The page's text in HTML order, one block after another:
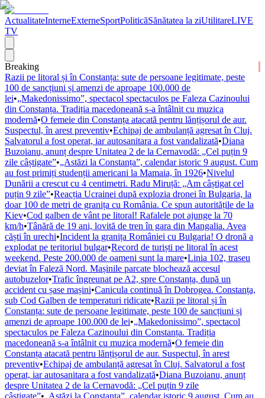
ActualitateInterneExterneSportPoliticăSănătatea la ziUtilitareLIVE
TV
Breaking
Razii pe litoral și în Constanța: sute de persoane legitimate, peste
100 de sancțiuni și amenzi de aproape 100.000 de
lei•„Makedonissimo”, spectacol spectaculos pe Faleza Cazinoului
din Constanța. Tradiția macedoneană s-a întâlnit cu muzica
modernă•O femeie din Constanța atacată pentru lănțișorul de aur.
Suspectul, în arest preventiv•Echipaj de ambulanță agresat în Cluj.
Salvatorul a fost operat, iar autosanitara a fost vandalizată•Diana
Buzoianu, anunț despre Unitatea 2 de la Cernavodă: „Cel puțin 9
zile câștigate”•„Astăzi la Constanța”, calendar istoric 9 august. Cum
au fost primiți studenții americani la Mamaia, în 1926•Nivelul
Dunării a crescut cu 4 centimetri. Radu Miruță: „Am câștigat cel
puțin 9 zile”•Reacția Ucrainei după explozia dronei în Bulgaria, la
doar 100 de metri de granița cu România. Ce spun autoritățile de la
Kiev•Cod galben de vânt pe litoral! Rafalele pot ajunge la 70
km/h•Tânără de 19 ani, lovită de tren în gara din Mangalia. Avea
căști în urechi•Incident la granița României cu Bulgaria! O dronă a
explodat pe teritoriul bulgar•Record de turiști pe litoral în acest
weekend. Peste 200.000 de oameni sunt la mare•Linia 102, traseu
deviat în Faleză Nord. Mașinile parcate blochează accesul
autobuzelor•Trafic îngreunat pe A2, spre Constanța, după un
accident cu șase mașini•Canicula continuă în Dobrogea. Constanța,
sub Cod Galben de temperaturi ridicate•Razii pe litoral și în
Constanța: sute de persoane legitimate, peste 100 de sancțiuni și
amenzi de aproape 100.000 de lei•„Makedonissimo”, spectacol
spectaculos pe Faleza Cazinoului din Constanța. Tradiția
macedoneană s-a întâlnit cu muzica modernă•O femeie din
Constanța atacată pentru lănțișorul de aur. Suspectul, în arest
preventiv•Echipaj de ambulanță agresat în Cluj. Salvatorul a fost
operat, iar autosanitara a fost vandalizată•Diana Buzoianu, anunț
despre Unitatea 2 de la Cernavodă: „Cel puțin 9 zile
câștigate”•„Astăzi la Constanța”, calendar istoric 9 august. Cum au